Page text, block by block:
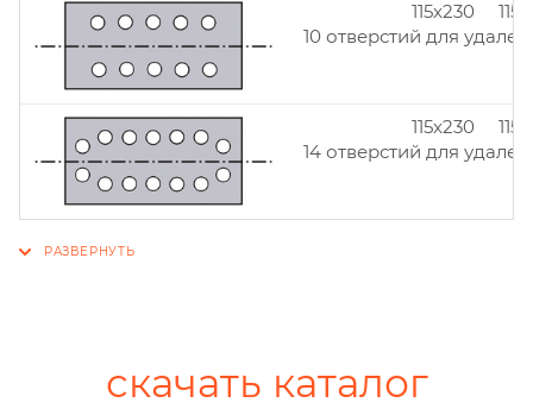
115x230
10 отверстий для
115x230
14 отверстий для
скачать каталог